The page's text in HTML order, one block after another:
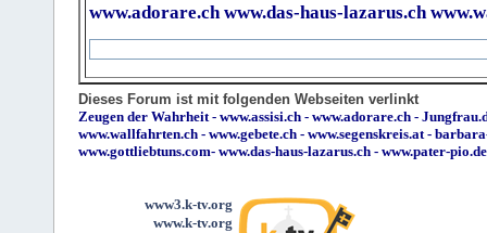
www.adorare.ch www.das-haus-lazarus.ch
Dieses Forum ist mit folgenden Webseiten verlinkt
Zeugen der Wahrheit - www.assisi.ch - www.adorare.ch -
www.wallfahrten.ch - www.gebete.ch - www.segenskreis.at -
www.gottliebtuns.com- www.das-haus-lazarus.ch - www.pater-pio.de
www3.k-tv.org
www.k-tv.org